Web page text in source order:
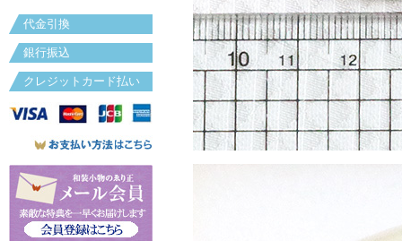
代金引換
銀行振込
クレジットカード払い